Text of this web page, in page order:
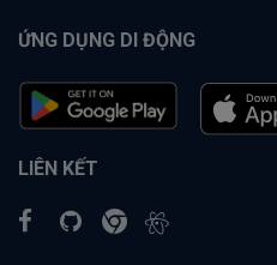
ỨNG DỤNG DI ĐỘNG
LIÊN KẾT